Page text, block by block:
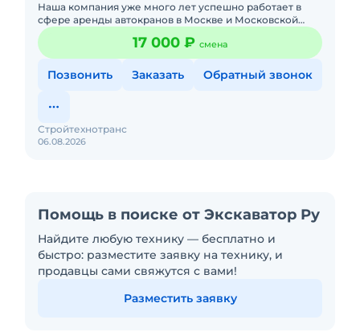
Наша компания уже много лет успешно работает в
сфере аренды автокранов в Москве и Московской
Области. Мы предлагаем вам технику от различных
производителей с ра17 000 ₽ смена
Позвонить Заказать Обратный звонок
06.08.2026
Стройтехнотранс
Помощь в поиске от Экскаватор Ру
Найдите любую технику — бесплатно и
быстро: разместите заявку на технику, и
продавцы сами свяжутся с вами!
Разместить заявку